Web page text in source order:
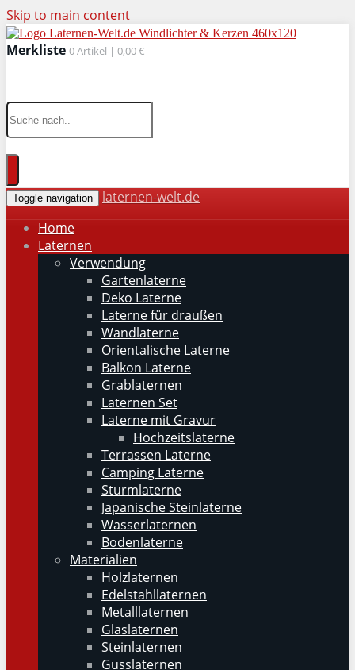
Skip to main content
Merkliste 0Artikel | 0,00 €
Toggle navigation
laternen-welt.de
Home
Laternen
Verwendung
Gartenlaterne
Deko Laterne
Laterne für draußen
Wandlaterne
Orientalische Laterne
Balkon Laterne
Grablaternen
Laternen Set
Laterne mit Gravur
Hochzeitslaterne
Terrassen Laterne
Camping Laterne
Sturmlaterne
Japanische Steinlaterne
Wasserlaternen
Bodenlaterne
Materialien
Holzlaternen
Edelstahllaternen
Metalllaternen
Glaslaternen
Steinlaternen
Gusslaternen